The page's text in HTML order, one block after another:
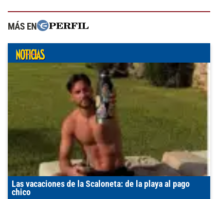
MÁS EN
Las vacaciones de la Scaloneta: de la playa al pago
chico